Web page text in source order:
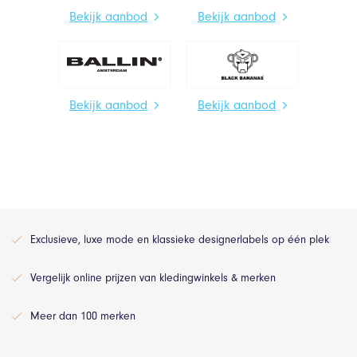
Bekijk aanbod Bekijk aanbod
Bekijk aanbod Bekijk aanbod
Exclusieve, luxe mode en klassieke designerlabels op één plek
Vergelijk online prijzen van kledingwinkels & merken
Meer dan 100 merken